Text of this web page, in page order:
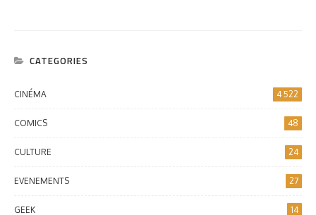
CATEGORIES
CINÉMA 4 522
COMICS 48
CULTURE 24
EVENEMENTS 27
GEEK 14